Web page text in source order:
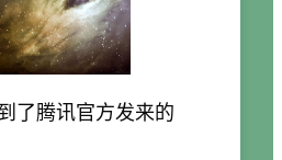
了腾讯官方发来的